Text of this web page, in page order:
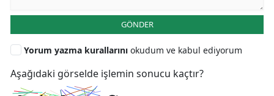
GÖNDER
Yorum yazma kurallarını okudum ve kabul ediyorum
Aşağıdaki görselde işlemin sonucu kaçtır?